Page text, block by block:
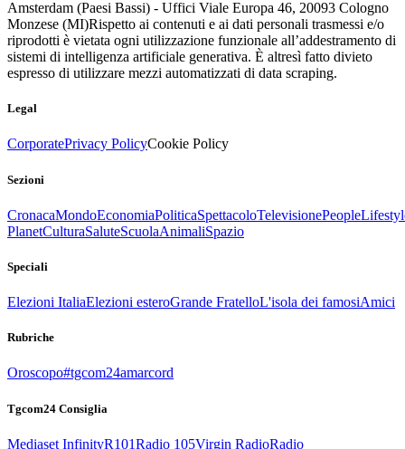
Amsterdam (Paesi Bassi) - Uffici Viale Europa 46, 20093 Cologno
Monzese (MI)Rispetto ai contenuti e ai dati personali trasmessi e/o
riprodotti è vietata ogni utilizzazione funzionale all’addestramento di
sistemi di intelligenza artificiale generativa. È altresì fatto divieto
espresso di utilizzare mezzi automatizzati di data scraping.
Legal
CorporatePrivacy PolicyCookie Policy
Sezioni
CronacaMondoEconomiaPoliticaSpettacoloTelevisionePeople
PlanetCulturaSaluteScuolaAnimaliSpazio
Speciali
Elezioni ItaliaElezioni esteroGrande FratelloL'isola dei famosiAmici
Rubriche
Oroscopo#tgcom24amarcord
Tgcom24 Consiglia
Mediaset InfinityR101Radio 105Virgin RadioRadio